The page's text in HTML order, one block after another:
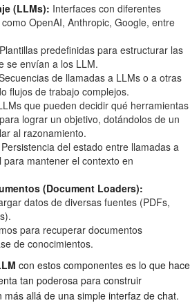
(LLMs): Interfaces con diferentes
OpenAI, Anthropic, Google, entre
Plantillas predefinidas para estructurar las
se envían a los LLM.
de llamadas a LLMs o a otras
flujos de trabajo complejos.
que pueden decidir qué herramientas
lograr un objetivo, dotándolos de un
al razonamiento.
Persistencia del estado entre llamadas a
mantener el contexto en
(Document Loaders):
datos de diversas fuentes (PDFs,
para recuperar documentos
de conocimientos.
con estos componentes es lo que hace
tan poderosa para construir
más allá de una simple interfaz de chat.